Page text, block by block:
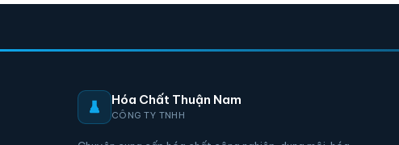
Hóa Chất Thuận Nam
CÔNG TY TNHH